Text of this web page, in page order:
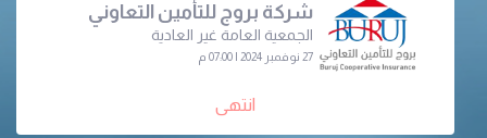
شركة بروج للتأمين التعاوني
الجمعية العامة غير العادية
27 نوفمبر 2024 | 07:00 م
انتهى